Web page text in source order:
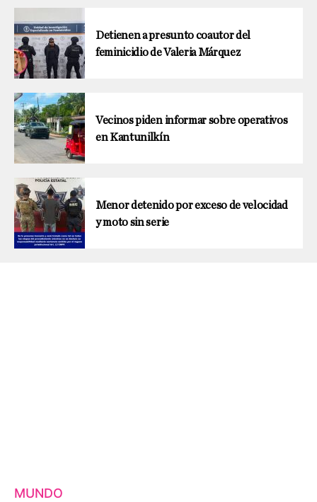
Detienen a presunto coautor del
feminicidio de Valeria Márquez
Vecinos piden informar sobre operativos
en Kantunilkín
Menor detenido por exceso de velocidad
y moto sin serie
MUNDO